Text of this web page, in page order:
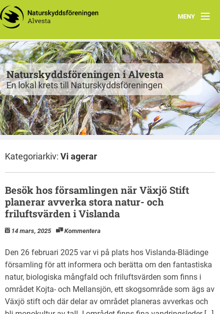
MENY
Program
Grupper
Projekt
Natur att besöka
Fiskgjusen
Naturskyddsföreningen i Alvesta
En lokal krets till Naturskyddsföreningen
Kategoriarkiv: Vi agerar
Besök hos församlingen när Växjö Stift
planerar avverka stora natur- och
friluftsvärden i Vislanda
14 mars, 2025 Kommentera
Den 26 februari 2025 var vi på plats hos Vislanda-Blädinge
församling för att informera och berätta om den fantastiska
natur, biologiska mångfald och friluftsvärden som finns i
området Kojta- och Mellansjön, ett skogsområde som ägs av
Växjö stift och där delar av området planeras avverkas och